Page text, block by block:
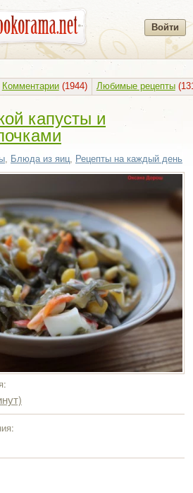
Войти
Комментарии(1944) Любимые рецепты
капусты и
, Блюда из яиц, Рецепты на каждый день